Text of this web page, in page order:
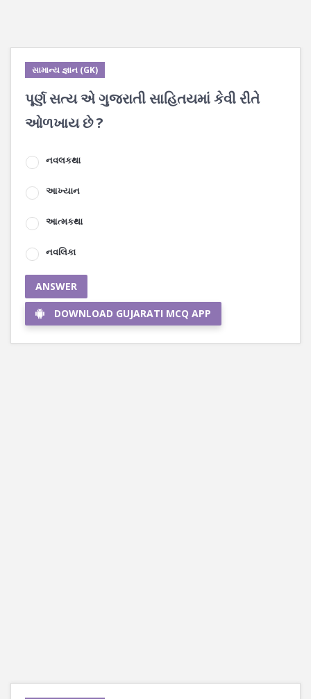
સામાન્ય જ્ઞાન (GK)
પૂર્ણ સત્ય એ ગુજરાતી સાહિતયમાં કેવી રીતે
ઓળખાય છે ?
નવલકથા
આખ્યાન
આત્મકથા
નવલિકા
ANSWER
DOWNLOAD GUJARATI MCQ APP